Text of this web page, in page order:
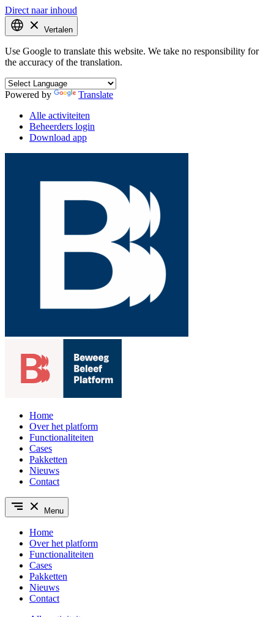
Direct naar inhoud
Vertalen
Use Google to translate this website. We take no responsibility for
the accuracy of the translation.
Powered by
Translate
Alle activiteiten
Beheerders login
Download app
Home
Over het platform
Functionaliteiten
Cases
Pakketten
Nieuws
Contact
Menu
Home
Over het platform
Functionaliteiten
Cases
Pakketten
Nieuws
Contact